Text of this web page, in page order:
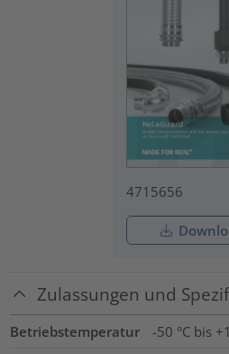
4715656
Zulassungen und
Betriebstemperatur
-50 °C bis